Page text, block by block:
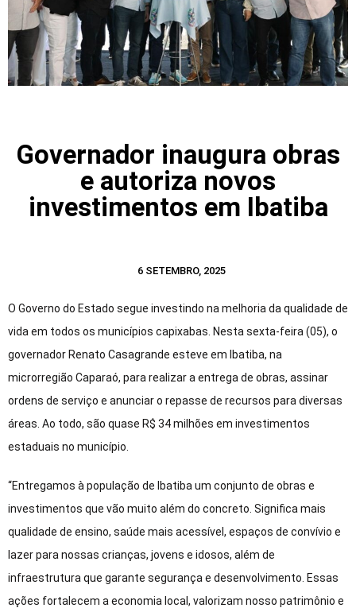
Governador inaugura obras
e autoriza novos
investimentos em Ibatiba
6 SETEMBRO, 2025
O Governo do Estado segue investindo na melhoria da qualidade de
vida em todos os municípios capixabas. Nesta sexta-feira (05), o
governador Renato Casagrande esteve em Ibatiba, na
microrregião Caparaó, para realizar a entrega de obras, assinar
ordens de serviço e anunciar o repasse de recursos para diversas
áreas. Ao todo, são quase R$ 34 milhões em investimentos
estaduais no município.
“Entregamos à população de Ibatiba um conjunto de obras e
investimentos que vão muito além do concreto. Significa mais
qualidade de ensino, saúde mais acessível, espaços de convívio e
lazer para nossas crianças, jovens e idosos, além de
infraestrutura que garante segurança e desenvolvimento. Essas
ações fortalecem a economia local, valorizam nosso patrimônio e